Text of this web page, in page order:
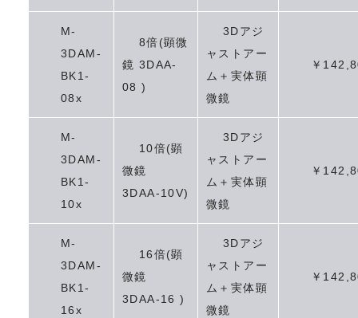
M-
3DAM-
BK1-
08x
8倍(顕微
鏡 3DAA-
08 )
3Dアジ
ャストアー
ム＋実体顕
微鏡
￥
M-
3DAM-
BK1-
10x
10倍(顕
微鏡
3DAA-10V)
3Dアジ
ャストアー
ム＋実体顕
微鏡
￥
M-
3DAM-
BK1-
16x
16倍(顕
微鏡
3DAA-16 )
3Dアジ
ャストアー
ム＋実体顕
微鏡
￥